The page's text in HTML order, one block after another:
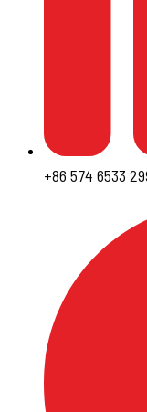
+86 574 6533